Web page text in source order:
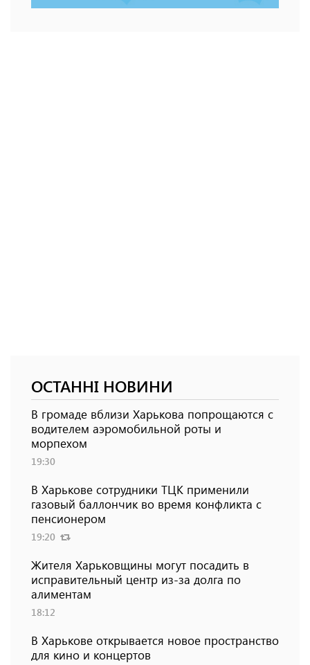
ОСТАННІ НОВИНИ
В громаде вблизи Харькова попрощаются с
водителем аэромобильной роты и
морпехом
19:30
В Харькове сотрудники ТЦК применили
газовый баллончик во время конфликта с
пенсионером
19:20
Жителя Харьковщины могут посадить в
исправительный центр из-за долга по
алиментам
18:12
В Харькове открывается новое пространство
для кино и концертов